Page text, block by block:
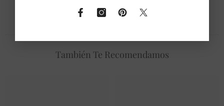
También Te Recomendamos